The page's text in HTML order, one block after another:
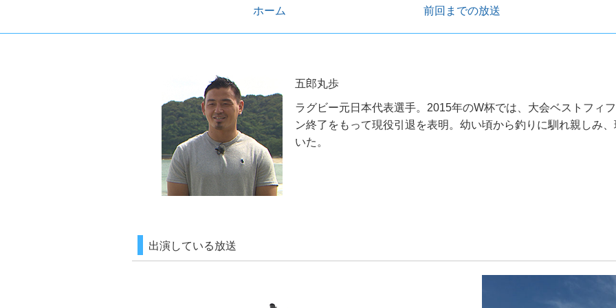
ホーム 前回までの放送
五郎丸歩
ラグビー元日本代表選手。2015年のW杯では、大会ベストフィ
ン終了をもって現役引退を表明。幼い頃から釣りに馴れ親しみ
いた。
出演している放送